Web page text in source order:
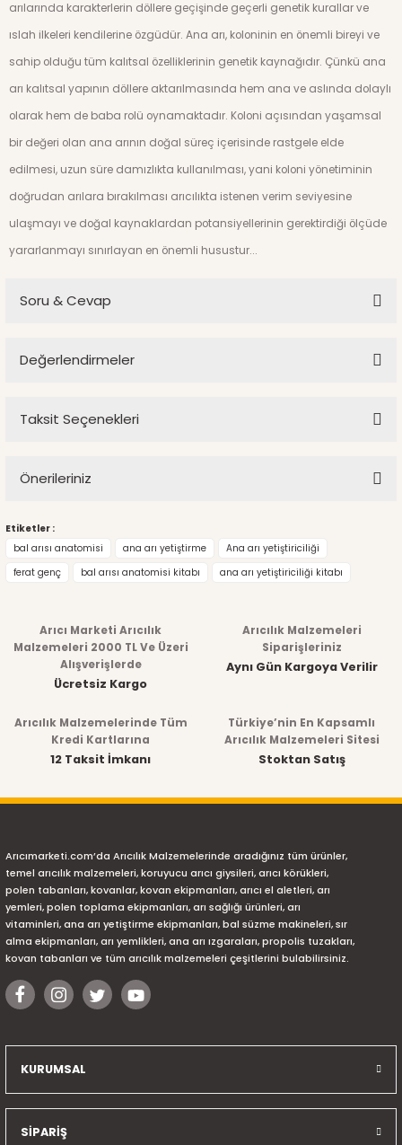
arılarında karakterlerin döllere geçişinde geçerli genetik kurallar ve
ıslah ilkeleri kendilerine özgüdür. Ana arı, koloninin en önemli bireyi ve
sahip olduğu tüm kalıtsal özelliklerinin genetik kaynağıdır. Çünkü ana
arı kalıtsal yapının döllere aktarılmasında hem ana ve as­lında dolaylı
olarak hem de baba rolü oynamaktadır. Kolo­ni açısından yaşamsal
bir değeri olan ana arının doğal sü­reç içerisinde rastgele elde
edilmesi, uzun süre damızlıkta kullanılması, yani koloni yönetiminin
doğrudan arılara bırakılması arıcılıkta istenen verim seviyesine
ulaşmayı ve doğal kaynaklardan potansiyellerinin gerektirdiği öl­çüde
yararlanmayı sınırlayan en önemli husustur...
Soru & Cevap
Değerlendirmeler
Taksit Seçenekleri
Önerileriniz
Bu ürünün fiyat bilgisi, resim, ürün açıklamalarında ve diğer
konularda yetersiz gördüğünüz noktaları öneri formunu
kullanarak tarafımıza iletebilirsiniz.
Ürün resmi kalitesiz, bozuk veya görüntülenemiyor.
Ürün bilgilerinde hatalar bulunuyor.
Bu ürüne benzer farklı alternatifler olmalı.
Gönder
Etiketler :
bal arısı anatomisi
ana arı yetiştirme
Ana arı yetiştiriciliği
ferat genç
bal arısı anatomisi kitabı ana arı yetiştiriciliği kitabı
Arıcı Marketi Arıcılık
Malzemeleri 2000 TL Ve Üzeri
Alışverişlerde
Ücretsiz Kargo
Arıcılık Malzemeleri
Siparişleriniz
Aynı Gün Kargoya Verilir
Arıcılık Malzemelerinde Tüm
Kredi Kartlarına
12 Taksit İmkanı
Türkiye’nin En Kapsamlı
Arıcılık Malzemeleri Sitesi
Stoktan Satış
Arıcımarketi.com’da Arıcılık Malzemelerinde aradığınız tüm ürünler,
temel arıcılık malzemeleri, koruyucu arıcı giysileri, arıcı körükleri,
polen tabanları, kovanlar, kovan ekipmanları, arıcı el aletleri, arı
yemleri, polen toplama ekipmanları, arı sağlığı ürünleri, arı
vitaminleri, ana arı yetiştirme ekipmanları, bal süzme makineleri, sır
alma ekipmanları, arı yemlikleri, ana arı ızgaraları, propolis tuzakları,
kovan tabanları ve tüm arıcılık malzemeleri çeşitlerini bulabilirsiniz.
KURUMSAL
SİPARİŞ